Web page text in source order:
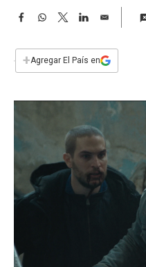
F
e
b
W
s
T
w
t
L
E
i
l
+Agregar El País en